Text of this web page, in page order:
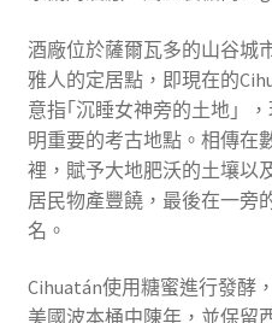
酒廠位於薩爾瓦多的山谷城
雅人的定居點，即現在的
意指｢沉睡女神旁的土地」
明重要的考古地點。相傳在
裡，賦予大地肥沃的土壤以
居民物產豐饒，最後在一旁
名。
Cihuatán使用糖蜜進行發酵
美國波本桶中陳年，並保留